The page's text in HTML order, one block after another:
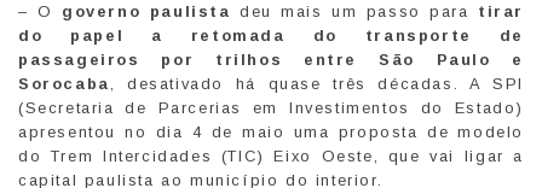
– O governo paulista deu mais um passo para tirar
do papel a retomada do transporte de
passageiros por trilhos entre São Paulo e
Sorocaba
, desativado há quase três décadas. A SPI
(Secretaria de Parcerias em Investimentos do Estado)
apresentou no dia 4 de maio uma proposta de modelo
do Trem Intercidades (TIC) Eixo Oeste, que vai ligar a
capital paulista ao município do interior.